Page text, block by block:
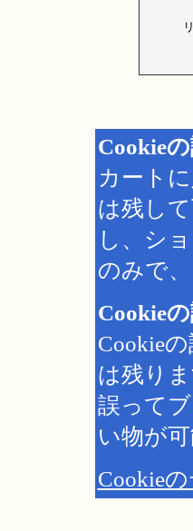
Cookie
カート
は残し
し、シ
のみで
Cookie
Cookie
は残りま
誤って
い物が可
Cookie